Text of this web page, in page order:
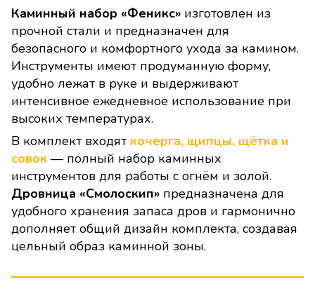
Каминный набор «Феникс» изготовлен из
прочной стали и предназначен для
безопасного и комфортного ухода за камином.
Инструменты имеют продуманную форму,
удобно лежат в руке и выдерживают
интенсивное ежедневное использование при
высоких температурах.
В комплект входят кочерга, щипцы, щётка и
совок — полный набор каминных
инструментов для работы с огнём и золой.
Дровница «Смолоскип» предназначена для
удобного хранения запаса дров и гармонично
дополняет общий дизайн комплекта, создавая
цельный образ каминной зоны.